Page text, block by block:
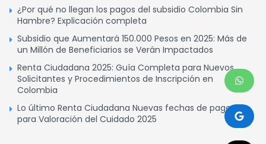
¿Por qué no llegan los pagos del subsidio Colombia Sin
Hambre? Explicación completa
Subsidio que Aumentará 150.000 Pesos en 2025: Más de
un Millón de Beneficiarios se Verán Impactados
Renta Ciudadana 2025: Guía Completa para Nuevos
Solicitantes y Procedimientos de Inscripción en
Colombia
Lo último Renta Ciudadana Nuevas fechas de pagos
para Valoración del Cuidado 2025